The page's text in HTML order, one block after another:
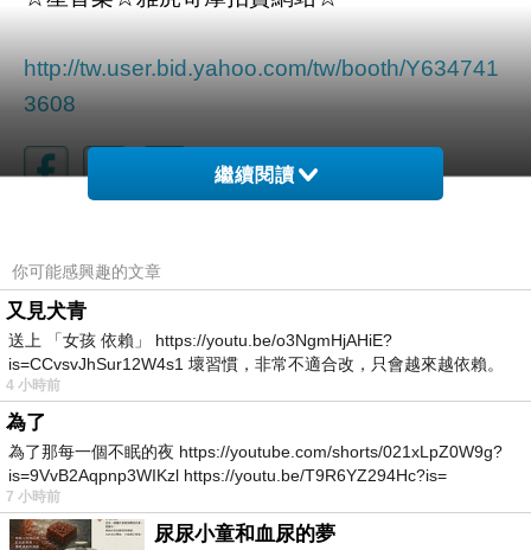
http://tw.user.bid.yahoo.com/tw/booth/Y634741
3608
繼續閱讀
你可能感興趣的文章
又見犬青
送上 「女孩 依賴」 https://youtu.be/o3NgmHjAHiE?
is=CCvsvJhSur12W4s1 壞習慣，非常不適合改，只會越來越依賴。
我害怕的
4 小時前
為了
為了那每一個不眠的夜 https://youtube.com/shorts/021xLpZ0W9g?
is=9VvB2Aqpnp3WIKzl https://youtu.be/T9R6YZ294Hc?is=
7 小時前
尿尿小童和血尿的夢